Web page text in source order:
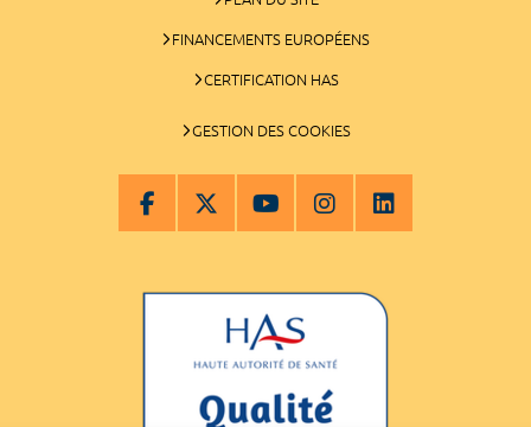
FINANCEMENTS EUROPÉENS
CERTIFICATION HAS
GESTION DES COOKIES